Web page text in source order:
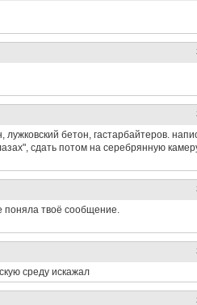
бетон, гастарбайтеров.
сдать потом на серебрянную
поняла твоё сообщение.
среду искажал